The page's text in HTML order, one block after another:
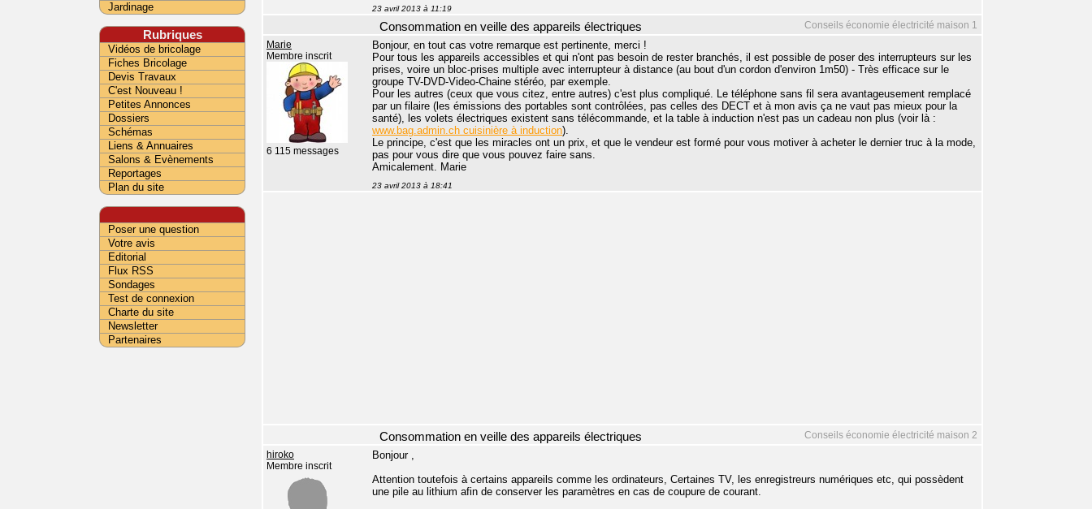
23 avril 2013 à 11:19
Conseils économie électricité maison 1
Consommation en veille des appareils électriques
Marie
Membre inscrit
6 115 messages
Bonjour, en tout cas votre remarque est pertinente, merci !
Pour tous les appareils accessibles et qui n'ont pas besoin de rester branchés, il est possible de poser des interrupteurs sur les
prises, voire un bloc-prises multiple avec interrupteur à distance (au bout d'un cordon d'environ 1m50) - Très efficace sur le
groupe TV-DVD-Video-Chaine stéréo, par exemple.
Pour les autres (ceux que vous citez, entre autres) c'est plus compliqué. Le téléphone sans fil sera avantageusement remplacé
par un filaire (les émissions des portables sont contrôlées, pas celles des DECT et à mon avis ça ne vaut pas mieux pour la
santé), les volets électriques existent sans télécommande, et la table à induction n'est pas un cadeau non plus (voir là :
www.bag.admin.ch cuisinière à induction).
Le principe, c'est que les miracles ont un prix, et que le vendeur est formé pour vous motiver à acheter le dernier truc à la mode,
pas pour vous dire que vous pouvez faire sans.
Amicalement. Marie
23 avril 2013 à 18:41
Conseils économie électricité maison 2
Consommation en veille des appareils électriques
hiroko
Membre inscrit
Bonjour ,
Attention toutefois à certains appareils comme les ordinateurs, Certaines TV, les enregistreurs numériques etc, qui possèdent
une pile au lithium afin de conserver les paramètres en cas de coupure de courant.
Jardinage
Rubriques
Vidéos de bricolage
Fiches Bricolage
Devis Travaux
C'est Nouveau !
Petites Annonces
Dossiers
Schémas
Liens & Annuaires
Salons & Evènements
Reportages
Plan du site
Poser une question
Votre avis
Editorial
Flux RSS
Sondages
Test de connexion
Charte du site
Newsletter
Partenaires